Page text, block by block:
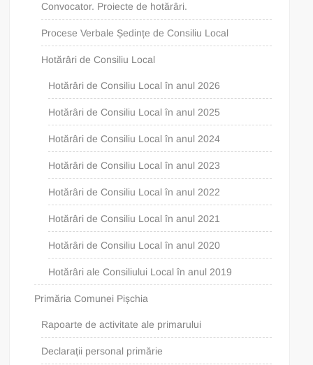
Convocator. Proiecte de hotărâri.
Procese Verbale Ședințe de Consiliu Local
Hotărâri de Consiliu Local
Hotărâri de Consiliu Local în anul 2026
Hotărâri de Consiliu Local în anul 2025
Hotărâri de Consiliu Local în anul 2024
Hotărâri de Consiliu Local în anul 2023
Hotărâri de Consiliu Local în anul 2022
Hotărâri de Consiliu Local în anul 2021
Hotărâri de Consiliu Local în anul 2020
Hotărâri ale Consiliului Local în anul 2019
Primăria Comunei Pișchia
Rapoarte de activitate ale primarului
Declarații personal primărie